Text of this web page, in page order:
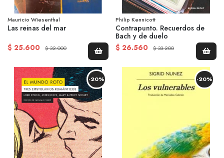
Mauricio Wiesenthal
Las reinas del mar
$ 25.600
$ 32.000
Philip Kennicott
Contrapunto. Recuerdos de
Bach y de duelo
$ 26.560
$ 33.200
-20% -20%